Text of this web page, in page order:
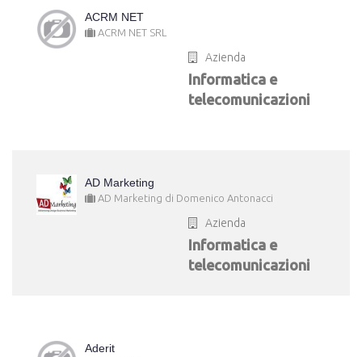
ACRM NET
ACRM NET SRL
Azienda
Informatica e
telecomunicazioni
AD Marketing
AD Marketing di Domenico Antonacci
Azienda
Informatica e
telecomunicazioni
Aderit